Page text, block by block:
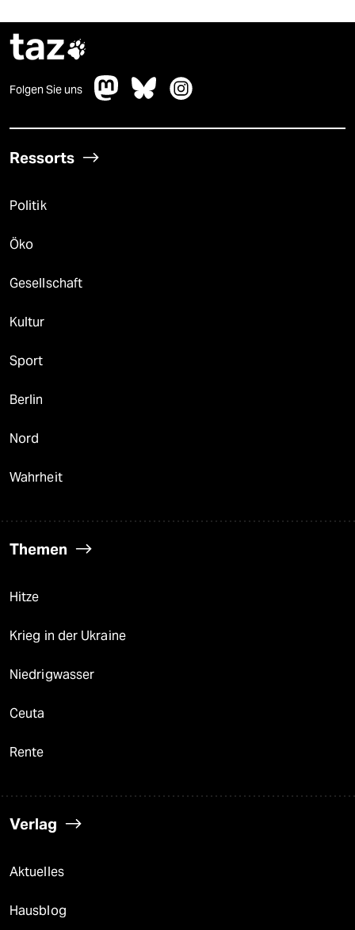
taz
Folgen Sie uns
Ressorts
Politik
Öko
Gesellschaft
Kultur
Sport
Berlin
Nord
Wahrheit
Themen
Hitze
Krieg in der Ukraine
Niedrigwasser
Ceuta
Rente
Verlag
Aktuelles
Hausblog